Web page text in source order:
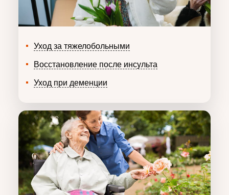
Уход за тяжелобольными
Восстановление после инсульта
Уход при деменции